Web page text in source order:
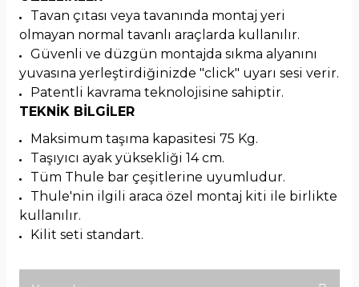
Tavan çıtası veya tavanında montaj yeri
olmayan normal tavanlı araçlarda kullanılır.
Güvenli ve düzgün montajda sıkma alyanını
yuvasına yerleştirdiğinizde "click" uyarı sesi verir.
Patentli kavrama teknolojisine sahiptir.
TEKNİK BİLGİLER
Maksimum taşıma kapasitesi 75 Kg.
Taşıyıcı ayak yüksekliği 14 cm.
Tüm Thule bar çeşitlerine uyumludur.
Thule'nin ilgili araca özel montaj kiti ile birlikte
kullanılır.
Kilit seti standart.